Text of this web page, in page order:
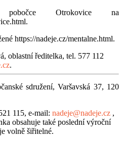
Otrokovice na
https://nadeje.cz/mentalne.html.
oblastní ředitelka, tel. 577 112
.
sdružení, Varšavská 37, 120
115, e-mail: nadeje@nadeje.cz ,
obsahuje také poslední výroční
volně šiřitelné.